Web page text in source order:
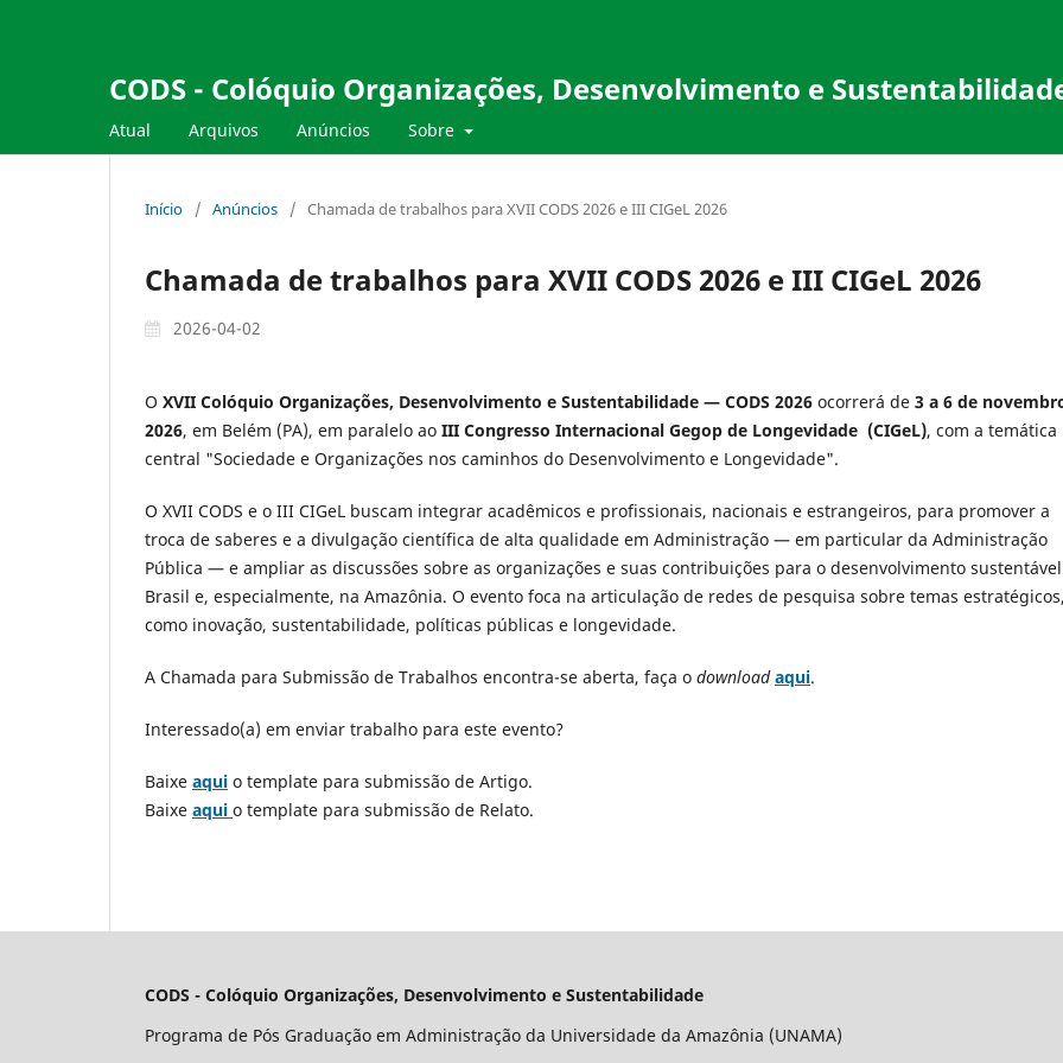
CODS - Colóquio Organizações, Desenvolvimento e
Atual Arquivos Anúncios Sobre
Início / Anúncios / Chamada de trabalhos para XVII CODS 2026 e III CIGeL 2026
Chamada de trabalhos para XVII CODS 2026 e III CIGeL 2026
2026-04-02
O XVII Colóquio Organizações, Desenvolvimento e Sustentabilidade — CODS 2026 ocorrerá de 3 a 6 de
2026, em Belém (PA), em paralelo ao III Congresso Internacional Gegop de Longevidade (CIGeL), com a temática
central "Sociedade e Organizações nos caminhos do Desenvolvimento e Longevidade".
O XVII CODS e o III CIGeL buscam integrar acadêmicos e profissionais, nacionais e estrangeiros, para promover a
troca de saberes e a divulgação científica de alta qualidade em Administração — em particular da Administração
Pública — e ampliar as discussões sobre as organizações e suas contribuições para o desenvolvimento
Brasil e, especialmente, na Amazônia. O evento foca na articulação de redes de pesquisa sobre temas
como inovação, sustentabilidade, políticas públicas e longevidade.
A Chamada para Submissão de Trabalhos encontra-se aberta, faça o download aqui.
Interessado(a) em enviar trabalho para este evento?
Baixe aqui o template para submissão de Artigo.
Baixe aqui o template para submissão de Relato.
CODS - Colóquio Organizações, Desenvolvimento e Sustentabilidade
Programa de Pós Graduação em Administração da Universidade da Amazônia (UNAMA)